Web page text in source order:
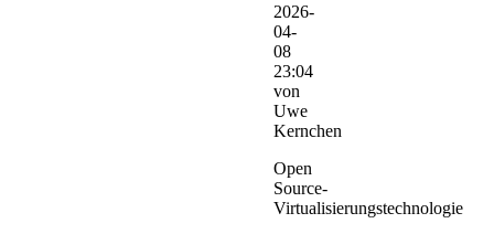
2026-
04-
08
23:04
von
Uwe
Kernchen
Open
Source-
Virtualisierungstechnologie